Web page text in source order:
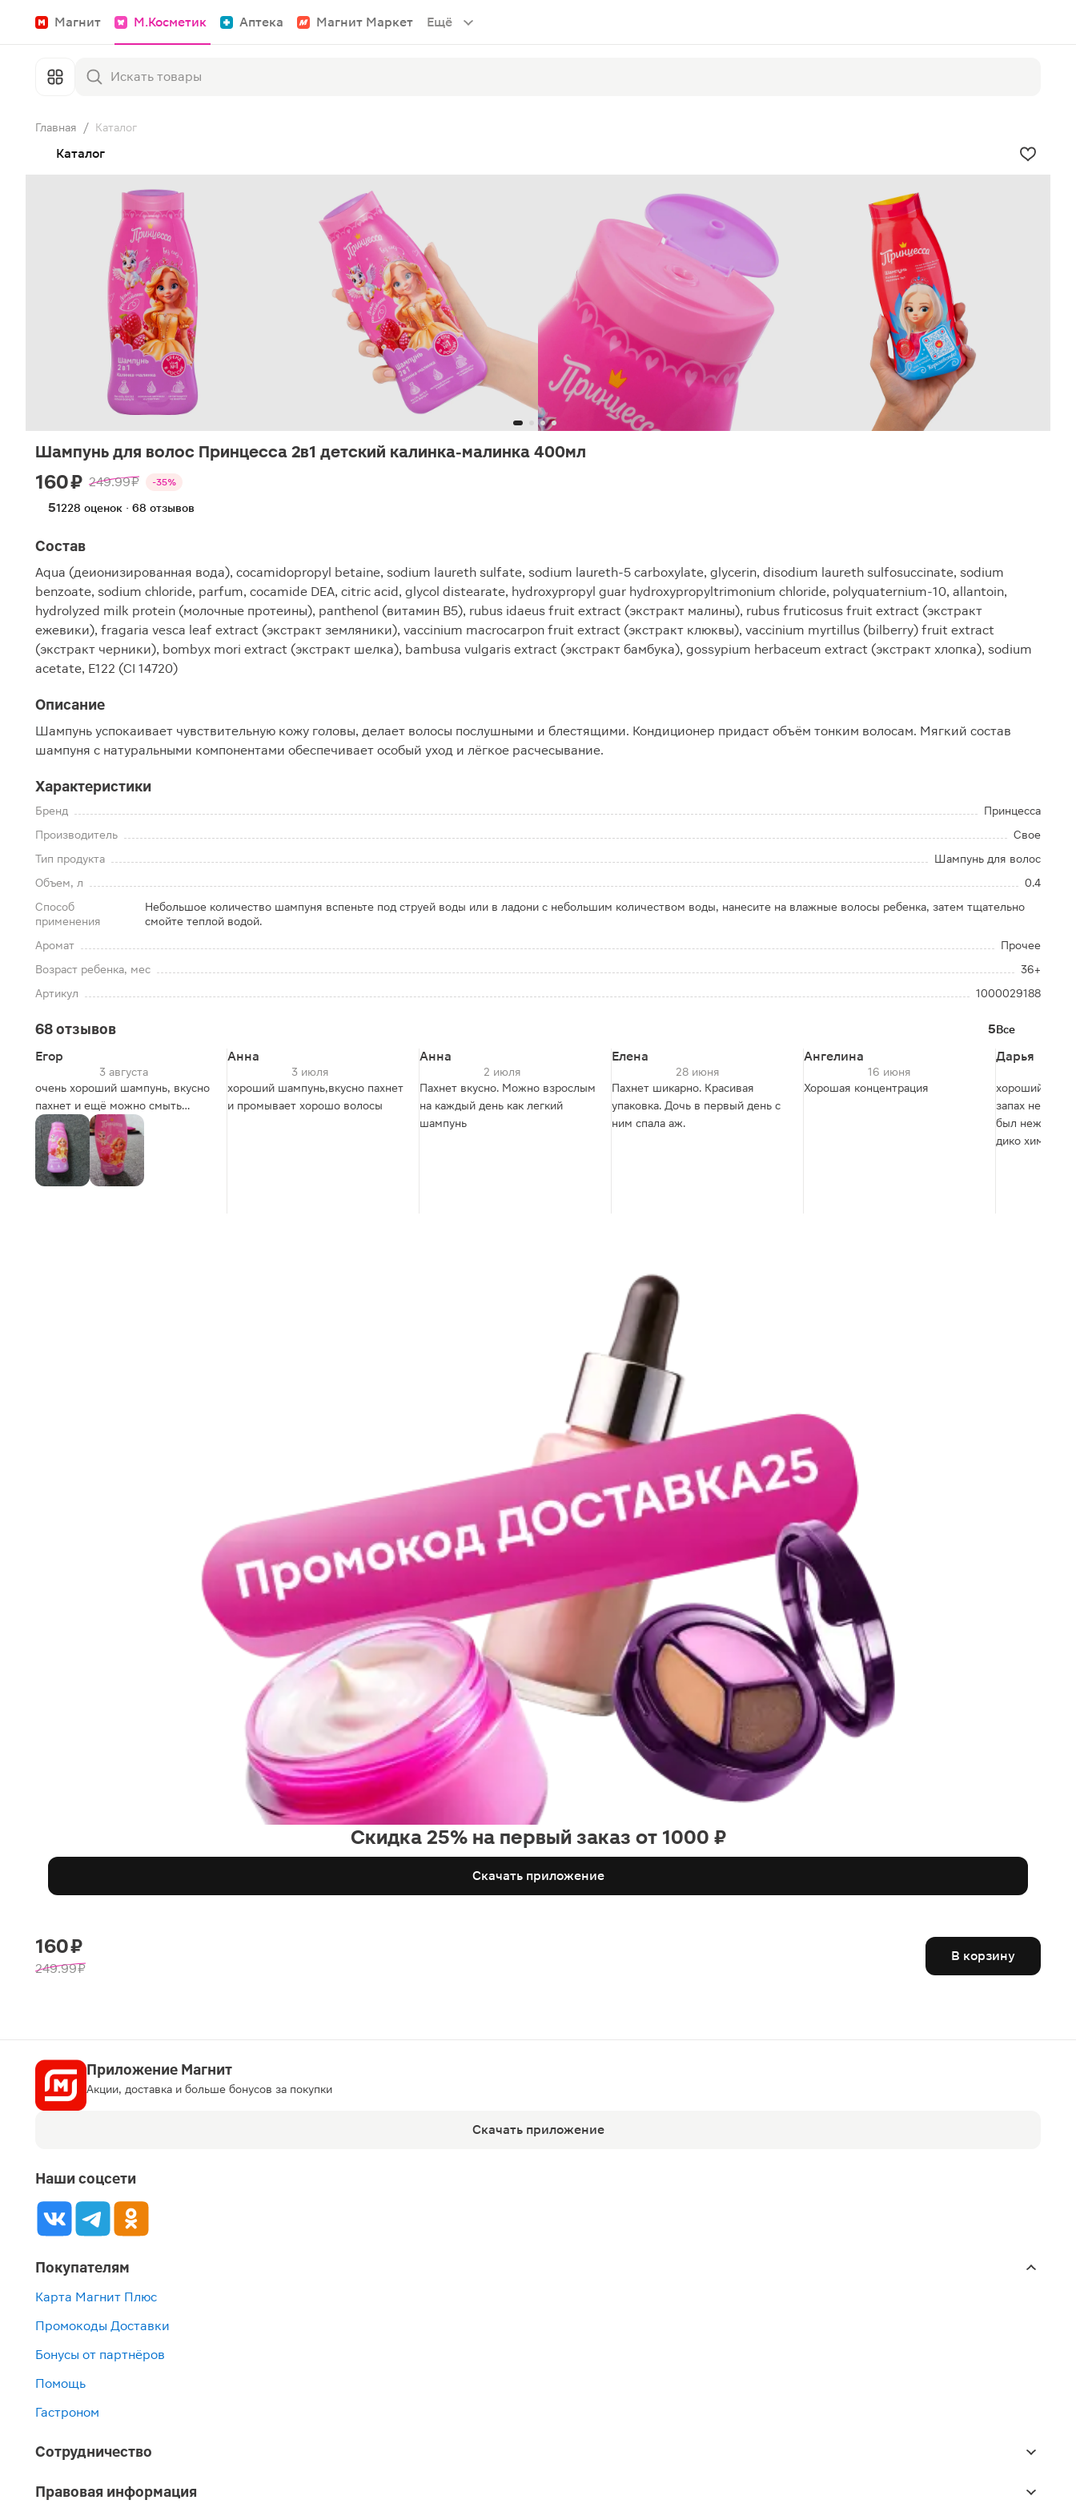
Магнит М.Косметик Аптека Магнит Маркет Ещё
Главная / Каталог
Каталог
Шампунь для волос Принцесса 2в1 детский калинка-малинка 400мл
160 ₽ 249.99 ₽ -35%
51228 оценок · 68 отзывов
Состав
Aqua (деионизированная вода), cocamidopropyl betaine, sodium laureth sulfate, sodium laureth-5 сarboxylate, glycerin, disodium laureth sulfosuccinate, sodium
benzoate, sodium chloride, parfum, cocamide DEA, citric acid, glycol distearate, hydroxypropyl guar hydroxypropyltrimonium chloride, polyquaternium-10, allantoin,
hydrolyzed milk protein (молочные протеины), panthenol (витамин B5), rubus idaeus fruit extract (экстракт малины), rubus fruticosus fruit extract (экстракт
ежевики), fragaria vesca leaf extract (экстракт земляники), vaccinium macrocarpon fruit extract (экстракт клюквы), vaccinium myrtillus (bilberry) fruit extract
(экстракт черники), bombyx mori еxtract (экстракт шелка), bambusa vulgaris extract (экстракт бамбука), gossypium herbaceum extract (экстракт хлопка), sodium
acetate, E122 (CI 14720)
Описание
Шампунь успокаивает чувствительную кожу головы, делает волосы послушными и блестящими. Кондиционер придаст объём тонким волосам. Мягкий состав
шампуня с натуральными компонентами обеспечивает особый уход и лёгкое расчесывание.
Характеристики
Бренд
Принцесса
Производитель
Свое
Тип продукта
Шампунь для волос
Объем, л
0.4
Способ
применения
Небольшое количество шампуня вспеньте под струей воды или в ладони с небольшим количеством воды, нанесите на влажные волосы ребенка, затем тщательно
смойте теплой водой.
Аромат
Прочее
Возраст ребенка, мес
36+
Артикул
1000029188
68 отзывов 5Все
Егор
3 августа
очень хороший шампунь, вкусно
пахнет и ещё можно смыть
жвачку с волос. Рекомендую
Анна
3 июля
хороший шампунь,вкусно пахнет
и промывает хорошо волосы
Анна
2 июля
Пахнет вкусно. Можно взрослым
на каждый день как легкий
шампунь
Елена
28 июня
Пахнет шикарно. Красивая
упаковка. Дочь в первый день с
ним спала аж.
Ангелина
16 июня
Хорошая концентрация
Дарья
хороший
запах не
был нежнее,
дико
Скидка 25% на первый заказ от 1000 ₽
Скачать приложение
160 ₽
249.99 ₽
В корзину
Приложение Магнит
Акции, доставка и больше бонусов за покупки
Скачать приложение
Наши соцсети
Покупателям
Карта Магнит Плюс
Промокоды Доставки
Бонусы от партнёров
Помощь
Гастроном
Сотрудничество
Правовая информация